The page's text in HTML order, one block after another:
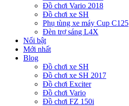
Đồ chơi Vario 2018
Đồ chơi xe SH
Phụ tùng xe máy Cup C125
Đèn trợ sáng L4X
Nổi bật
Mới nhất
Blog
Đồ chơi xe SH
Đồ chơi xe SH 2017
Đồ chơi Exciter
Đồ chơi Vario
Đồ chơi FZ 150i